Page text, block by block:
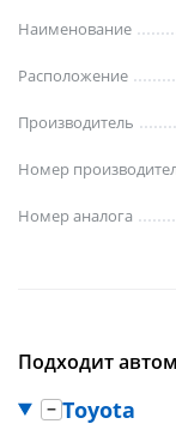
Наименование
Расположение
Производитель
Номер
Номер аналога
Подходит
Toyota